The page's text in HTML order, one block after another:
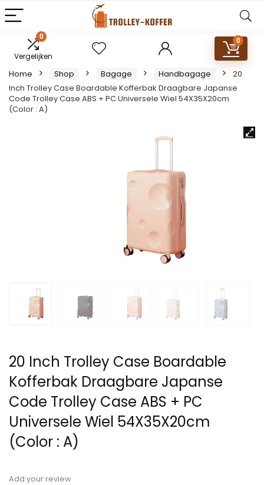
0
Vergelijken
0
Home Shop Bagage Handbagage
20
Inch Trolley Case Boardable Kofferbak Draagbare Japanse
Code Trolley Case ABS + PC Universele Wiel 54X35X20cm
(Color : A)
20 Inch Trolley Case Boardable
Kofferbak Draagbare Japanse
Code Trolley Case ABS + PC
Universele Wiel 54X35X20cm
(Color : A)
Add your review